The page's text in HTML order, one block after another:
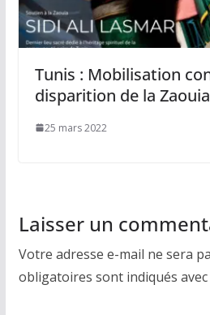
Tunis : Mobilisation
disparition de la
25 mars 2022
Laisser un
Votre adresse e-mail ne sera
obligatoires sont indiqués avec